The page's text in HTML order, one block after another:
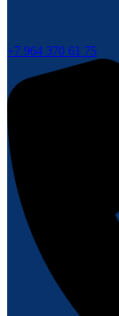
+7 964 370 61 75